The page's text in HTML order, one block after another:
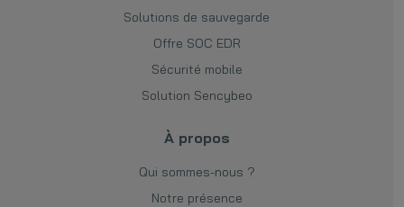
Solutions de sauvegarde
Offre SOC EDR
Sécurité mobile
Solution Sencybeo
À propos
Qui sommes-nous ?
Notre présence